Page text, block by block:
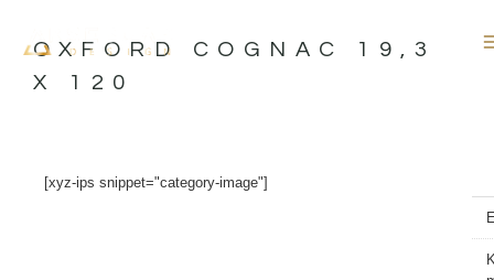
OXFORD COGNAC 19,3
X 120
[xyz-ips snippet="category-image"]